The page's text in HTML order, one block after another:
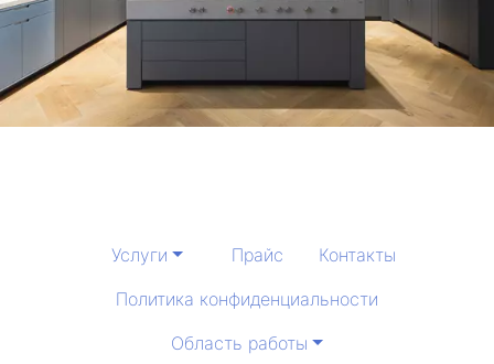
Услуги Прайс
Контакты
Политика конфиденциальности
Область работы